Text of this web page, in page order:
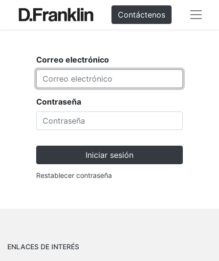
Contáctenos
Correo electrónico
Contraseña
Iniciar sesión
Restablecer contraseña
ENLACES DE INTERÉS